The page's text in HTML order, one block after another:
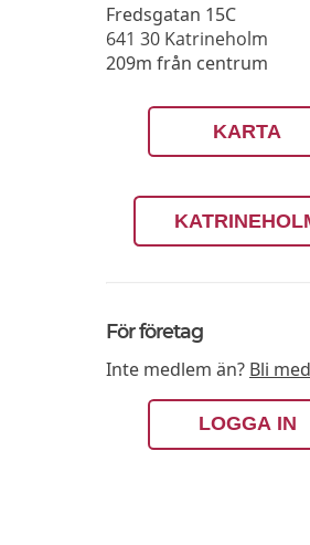
Fredsgatan 15C
641 30 Katrineholm
209m från centrum
KARTA
För företag
Inte medlem än? Bli
LOGGA IN